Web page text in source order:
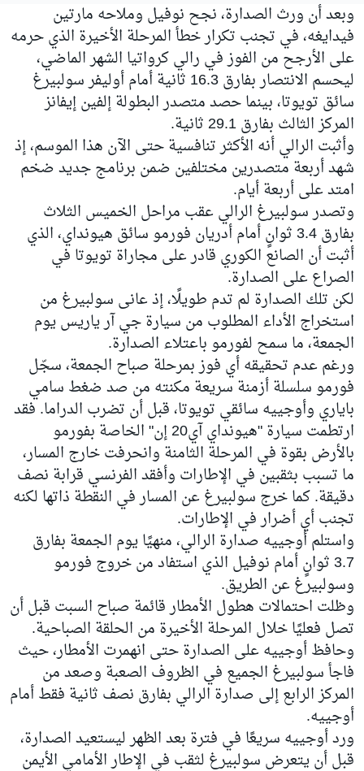
وبعد أن ورث الصدارة، نجح نوفيل وملاحه مارتين
فيدايغه، في تجنب تكرار خطأ المرحلة الأخيرة الذي حرمه
على الأرجح من الفوز في رالي كرواتيا الشهر الماضي،
ليحسم الانتصار بفارق 16.3 ثانية أمام أوليفر سولبيرغ
سائق تويوتا، بينما حصد متصدر البطولة إلفين إيفانز
المركز الثالث بفارق 29.1 ثانية.
وأثبت الرالي أنه الأكثر تنافسية حتى الآن هذا الموسم، إذ
شهد أربعة متصدرين مختلفين ضمن برنامج جديد ضخم
امتد على أربعة أيام.
وتصدر سولبيرغ الرالي عقب مراحل الخميس الثلاث
بفارق 3.4 ثوانٍ أمام أدريان فورمو سائق هيونداي، الذي
أثبت أن الصانع الكوري قادر على مجاراة تويوتا في
الصراع على الصدارة.
لكن تلك الصدارة لم تدم طويلًا، إذ عانى سولبيرغ من
استخراج الأداء المطلوب من سيارة جي آر ياريس يوم
الجمعة، ما سمح لفورمو باعتلاء الصدارة.
ورغم عدم تحقيقه أي فوز بمرحلة صباح الجمعة، سجّل
فورمو سلسلة أزمنة سريعة مكنته من صد ضغط سامي
باياري وأوجييه سائقي تويوتا، قبل أن تضرب الدراما. فقد
ارتطمت سيارة "هيونداي آي20 إن" الخاصة بفورمو
بالأرض بقوة في المرحلة الثامنة وانحرفت خارج المسار،
ما تسبب بثقبين في الإطارات وأفقد الفرنسي قرابة نصف
دقيقة. كما خرج سولبيرغ عن المسار في النقطة ذاتها لكنه
تجنب أي أضرار في الإطارات.
واستلم أوجييه صدارة الرالي، منهيًا يوم الجمعة بفارق
3.7 ثوانٍ أمام نوفيل الذي استفاد من خروج فورمو
وسولبيرغ عن الطريق.
وظلت احتمالات هطول الأمطار قائمة صباح السبت قبل أن
تصل فعليًا خلال المرحلة الأخيرة من الحلقة الصباحية.
وحافظ أوجييه على الصدارة حتى انهمرت الأمطار، حيث
فاجأ سولبيرغ الجميع في الظروف الصعبة وصعد من
المركز الرابع إلى صدارة الرالي بفارق نصف ثانية فقط أمام
أوجييه.
ورد أوجييه سريعًا في فترة بعد الظهر ليستعيد الصدارة،
قبل أن يتعرض سولبيرغ لثقب في الإطار الأمامي الأيمن